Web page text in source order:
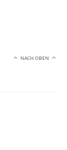
NACH OBEN